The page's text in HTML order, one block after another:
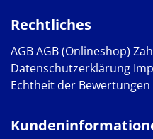
Rechtliches
AGBAGB (Onlineshop)
Datenschutzerklärung
Echtheit der Bewertungen